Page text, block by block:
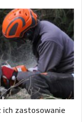
ich zastosowanie